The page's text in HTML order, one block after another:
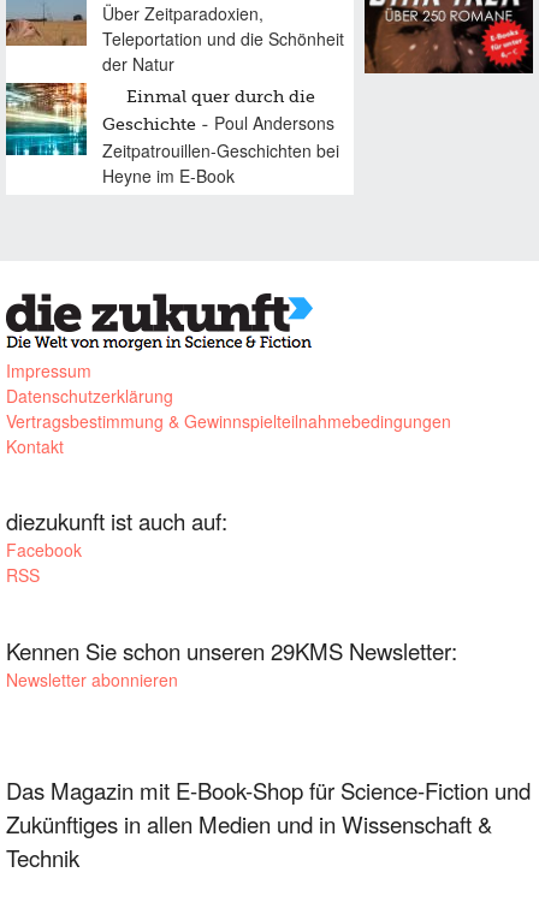
Über Zeitparadoxien,
Teleportation und die Schönheit
der Natur
Einmal quer durch die
Geschichte
Poul Andersons
Zeitpatrouillen-Geschichten bei
Heyne im E-Book
Impressum
Datenschutzerklärung
Vertragsbestimmung & Gewinnspielteilnahmebedingungen
Kontakt
diezukunft ist auch auf:
Facebook
RSS
Kennen Sie schon unseren 29KMS Newsletter:
Newsletter abonnieren
Das Magazin mit E-Book-Shop für Science-Fiction und
Zukünftiges in allen Medien und in Wissenschaft &
Technik